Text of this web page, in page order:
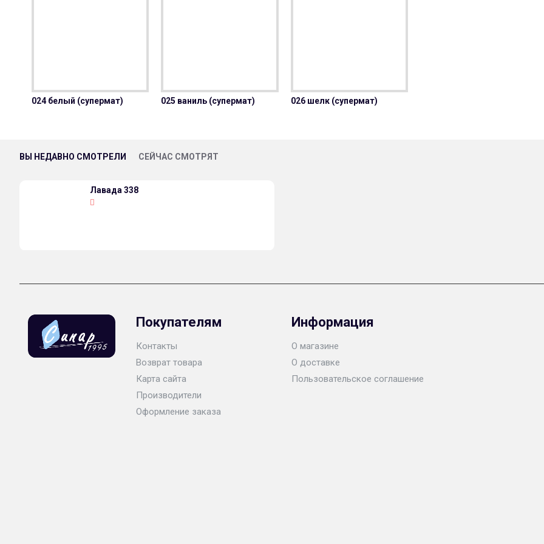
024 белый (супермат) 025 ваниль (супермат) 026 шелк (супермат)
ВЫ НЕДАВНО СМОТРЕЛИ СЕЙЧАС СМОТРЯТ
Лавада 338
Покупателям
Контакты
Возврат товара
Карта сайта
Производители
Оформление заказа
Информация
О магазине
О доставке
Пользовательское соглашение